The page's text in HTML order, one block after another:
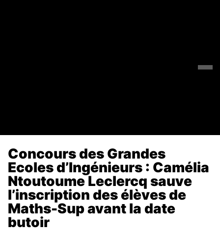
Concours des Grandes
Ecoles d’Ingénieurs : Camélia
Ntoutoume Leclercq sauve
l’inscription des élèves de
Maths-Sup avant la date
butoir